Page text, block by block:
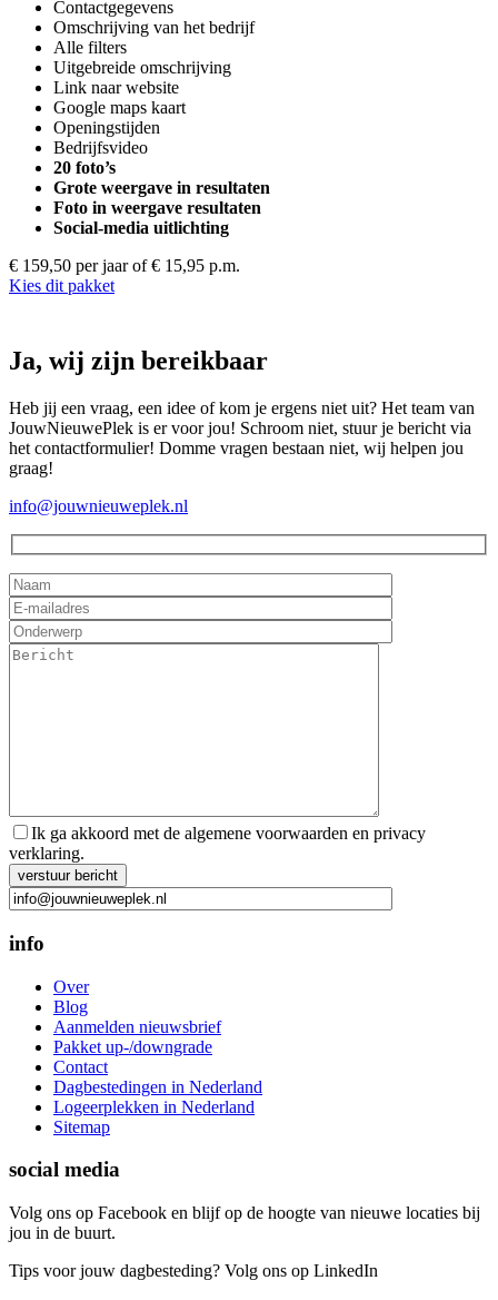
Contactgegevens
Omschrijving van het bedrijf
Alle filters
Uitgebreide omschrijving
Link naar website
Google maps kaart
Openingstijden
Bedrijfsvideo
20 foto’s
Grote weergave in resultaten
Foto in weergave resultaten
Social-media uitlichting
€ 159,50 per jaar of € 15,95 p.m.
Kies dit pakket
Ja, wij zijn bereikbaar
Heb jij een vraag, een idee of kom je ergens niet uit? Het team van
JouwNieuwePlek is er voor jou! Schroom niet, stuur je bericht via
het contactformulier! Domme vragen bestaan niet, wij helpen jou
graag!
info@jouwnieuweplek.nl
Ik ga akkoord met de algemene voorwaarden en privacy
verklaring.
Gelieve dit veld leeg te laten.
info
Over
Blog
Aanmelden nieuwsbrief
Pakket up-/downgrade
Contact
Dagbestedingen in Nederland
Logeerplekken in Nederland
Sitemap
social media
Volg ons op Facebook en blijf op de hoogte van nieuwe locaties bij
jou in de buurt.
Tips voor jouw dagbesteding? Volg ons op LinkedIn